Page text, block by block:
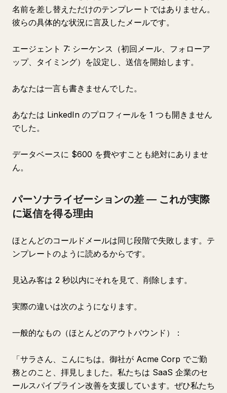
名前を差し替えただけのテンプレートではありません。
彼らの具体的な状況に言及したメールです。
エージェント 7: シーケンス（初回メール、フォローア
ップ、タイミング）を設定し、送信を開始します。
あなたは一言も書きませんでした。
あなたは LinkedIn のプロフィールを 1 つも開きません
でした。
データベースに $600 を費やすことも絶対にありませ
ん。
パーソナライゼーションの差 — これが実際
に返信を得る理由
ほとんどのコールドメールは同じ段階で失敗します。テ
ンプレートのように読めるからです。
見込み客は 2 秒以内にそれを見て、削除します。
実際の違いは次のようになります。
一般的なもの（ほとんどのアウトバウンド）：
「サラさん、こんにちは。御社が Acme Corp でご勤
務とのこと、拝見しました。私たちは SaaS 企業のセ
ールスパイプライン改善を支援しています。ぜひ私たち